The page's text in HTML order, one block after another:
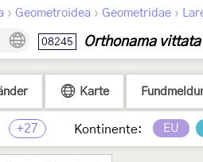
› Geometroidea › Geometridae ›
08245 Orthonama vittata
Karte
+27 Kontinente: EU